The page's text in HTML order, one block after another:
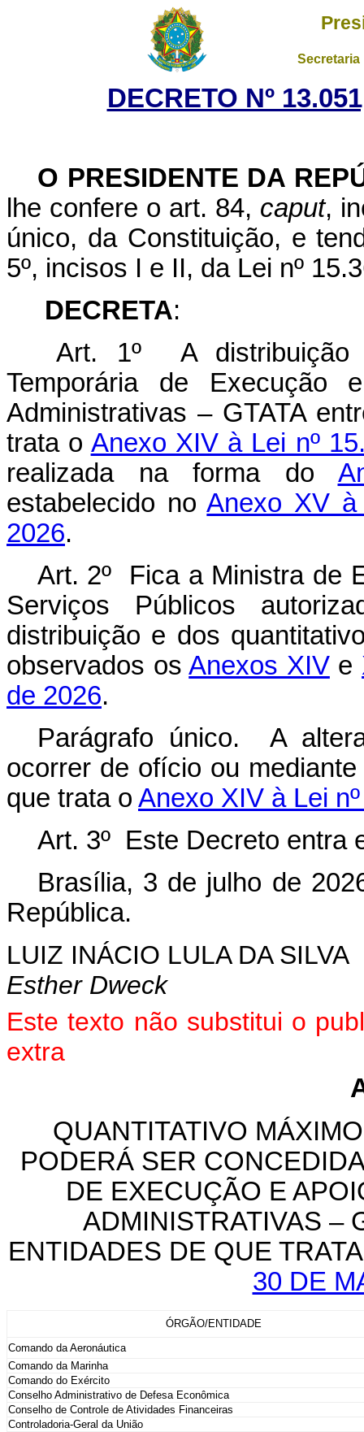
DECRETO Nº
O PRESIDENTE DA
lhe confere o art. 84, caput,
único, da Constituição, e
5º, incisos I e II, da Lei nº
DECRETA:
Art. 1º A distribuição
Temporária de Execução
Administrativas – GTATA
trata o Anexo XIV à Lei nº
realizada na forma do
estabelecido noAnexo XV
2026.
Art. 2º Fica a Ministra de
Serviços Públicos
distribuição e dos
observados osAnexos XIVe
de 2026.
Parágrafo único. A
ocorrer de ofício ou
que trata o Anexo XIV à Lei
Art. 3º Este Decreto entra
Brasília, 3 de julho de
República.
LUIZ INÁCIO LULA DA SILVA
Esther Dweck
Este texto não substitui o
extra
QUANTITATIVO
PODERÁ SER
DE EXECUÇÃO E
ADMINISTRATIVAS –
ENTIDADES DE QUE
30 DE
ÓRGÃO/ENTIDADE
Comando da Aeronáutica
Comando da Marinha
Comando do Exército
Conselho Administrativo de Defesa Econômica
Conselho de Controle de Atividades Financeiras
Controladoria-Geral da União